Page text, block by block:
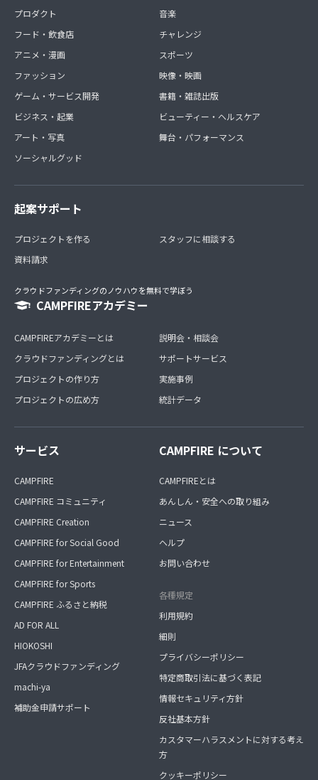
プロダクト
フード・飲食店
アニメ・漫画
ファッション
ゲーム・サービス開発
ビジネス・起業
アート・写真
ソーシャルグッド
音楽
チャレンジ
スポーツ
映像・映画
書籍・雑誌出版
ビューティー・ヘルスケア
舞台・パフォーマンス
起案サポート
プロジェクトを作る
資料請求
スタッフに相談する
クラウドファンディングのノウハウを無料で学ぼう
CAMPFIREアカデミー
CAMPFIREアカデミーとは
クラウドファンディングとは
プロジェクトの作り方
プロジェクトの広め方
説明会・相談会
サポートサービス
実施事例
統計データ
サービス
CAMPFIRE
CAMPFIRE コミュニティ
CAMPFIRE Creation
CAMPFIRE for Social Good
CAMPFIRE for Entertainment
CAMPFIRE for Sports
CAMPFIRE ふるさと納税
AD FOR ALL
HIOKOSHI
JFAクラウドファンディング
machi-ya
補助金申請サポート
CAMPFIRE について
CAMPFIREとは
あんしん・安全への取り組み
ニュース
ヘルプ
お問い合わせ
各種規定
利用規約
細則
プライバシーポリシー
特定商取引法に基づく表記
情報セキュリティ方針
反社基本方針
カスタマーハラスメントに対する考え
方
クッキーポリシー